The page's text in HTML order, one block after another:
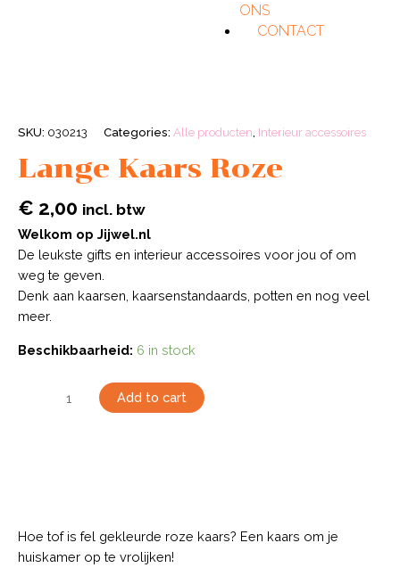
ONS
CONTACT
SKU: 030213 Categories: Alle producten, Interieur accessoires
Lange Kaars Roze
€ 2,00 incl. btw
Welkom op Jijwel.nl
De leukste gifts en interieur accessoires voor jou of om
weg te geven.
Denk aan kaarsen, kaarsenstandaards, potten en nog veel
meer.
Beschikbaarheid: 6 in stock
Add to cart
Hoe tof is fel gekleurde roze kaars? Een kaars om je
huiskamer op te vrolijken!